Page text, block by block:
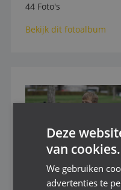
44 Foto's
Bekijk dit fotoalbum
Deze
van cookies.
We gebruiken
advertenties te